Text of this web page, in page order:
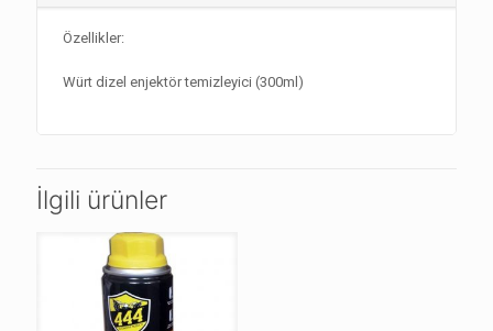
Özellikler:
Würt dizel enjektör temizleyici (300ml)
İlgili ürünler